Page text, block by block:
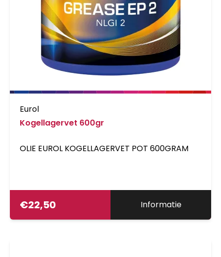
Eurol
Kogellagervet 600gr
OLIE EUROL KOGELLAGERVET POT 600GRAM
€22,50 Informatie